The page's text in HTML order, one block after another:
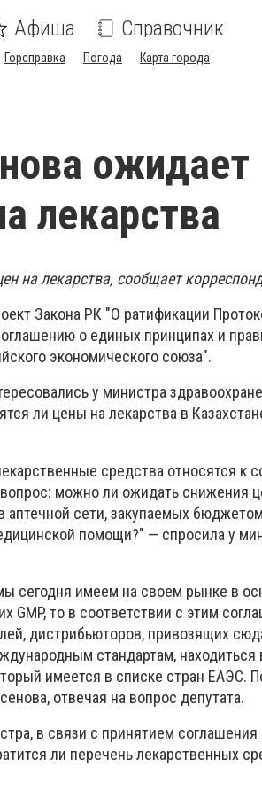
Афиша Справочник
Горсправка Погода Карта города
ожидает
лекарства
на лекарства, сообщает
Закона РК "О ратификации
о единых принципах и
экономического союза".
у министра
ли цены на лекарства в
средства относятся к
можно ли ожидать снижения
аптечной сети, закупаемых
помощи?" — спросила у
сегодня имеем на своем рынке в
GMP, то в соответствии с этим
дистрибьюторов, привозящих
стандартам, находиться
имеется в списке стран ЕАЭС.
отвечая на вопрос депутата.
в связи с принятием
ли перечень лекарственных